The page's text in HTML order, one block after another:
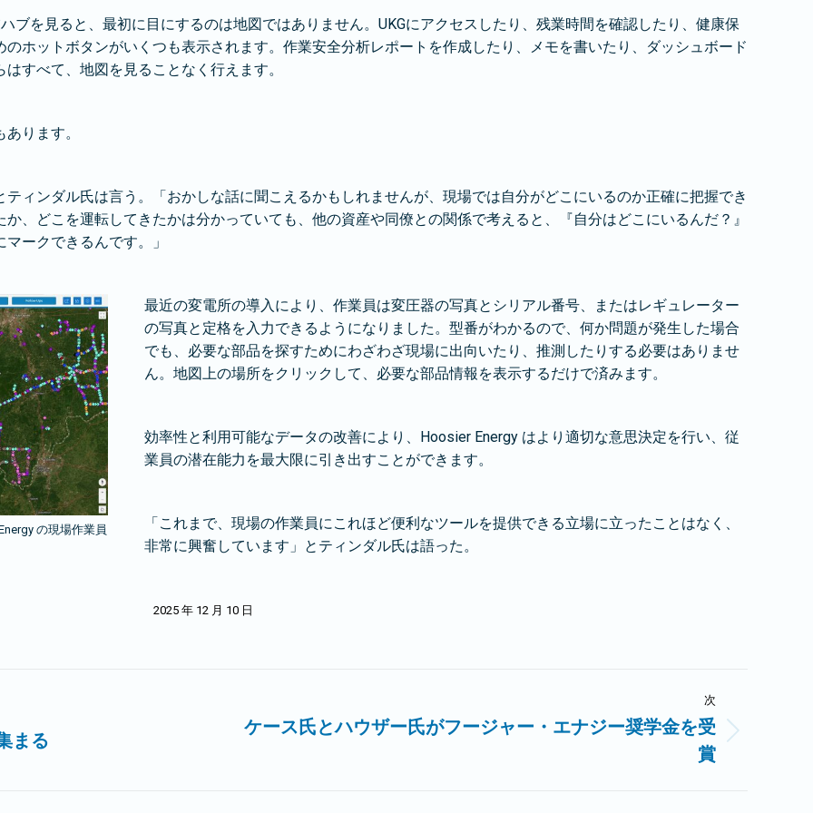
ブを見ると、最初に目にするのは地図ではありません。UKGにアクセスしたり、残業時間を確認したり、健康保
ホットボタンがいくつも表示されます。作業安全分析レポートを作成したり、メモを書いたり、ダッシュボード
すべて、地図を見ることなく行えます。
ります。
ィンダル氏は言う。「おかしな話に聞こえるかもしれませんが、現場では自分がどこにいるのか正確に把握でき
、どこを運転してきたかは分かっていても、他の資産や同僚との関係で考えると、『自分はどこにいるんだ？』
ークできるんです。」
の現場作業員
最近の変電所の導入により、作業員は変圧器の写真とシリアル番号、またはレギュレーター
の写真と定格を入力できるようになりました。型番がわかるので、何か問題が発生した場合
でも、必要な部品を探すためにわざわざ現場に出向いたり、推測したりする必要はありませ
ん。地図上の場所をクリックして、必要な部品情報を表示するだけで済みます。
効率性と利用可能なデータの改善により、Hoosier Energy はより適切な意思決定を行い、従
業員の潜在能力を最大限に引き出すことができます。
「これまで、現場の作業員にこれほど便利なツールを提供できる立場に立ったことはなく、
非常に興奮しています」とティンダル氏は語った。
2025 年 12 月 10 日
まる
次
ケース氏とハウザー氏がフージャー・エナジー奨学金を受
賞